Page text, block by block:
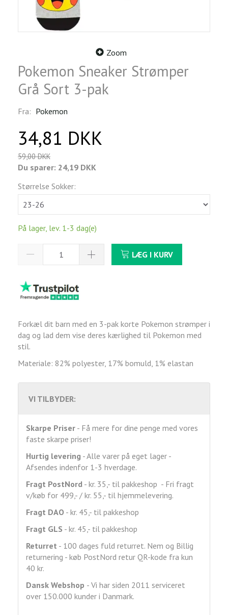
Zoom
Pokemon Sneaker Strømper
Grå Sort 3-pak
Fra: Pokemon
34,81 DKK
59,00 DKK
Du sparer: 24,19 DKK
Størrelse Sokker:
På lager, lev. 1-3 dag(e)
LÆG I KURV
Forkæl dit barn med en 3-pak korte Pokemon strømper i
dag og lad dem vise deres kærlighed til Pokemon med
stil.
Materiale: 82% polyester, 17% bomuld, 1% elastan
VI TILBYDER:
Skarpe Priser - Få mere for dine penge med vores
faste skarpe priser!
Hurtig levering - Alle varer på eget lager -
Afsendes indenfor 1-3 hverdage.
Fragt PostNord - kr. 35,- til pakkeshop - Fri fragt
v/køb for 499,- / kr. 55,- til hjemmelevering.
Fragt DAO - kr. 45,- til pakkeshop
Fragt GLS - kr. 45,- til pakkeshop
Returret - 100 dages fuld returret. Nem og Billig
returnering - køb PostNord retur QR-kode fra kun
40 kr.
Dansk Webshop - Vi har siden 2011 serviceret
over 150.000 kunder i Danmark.